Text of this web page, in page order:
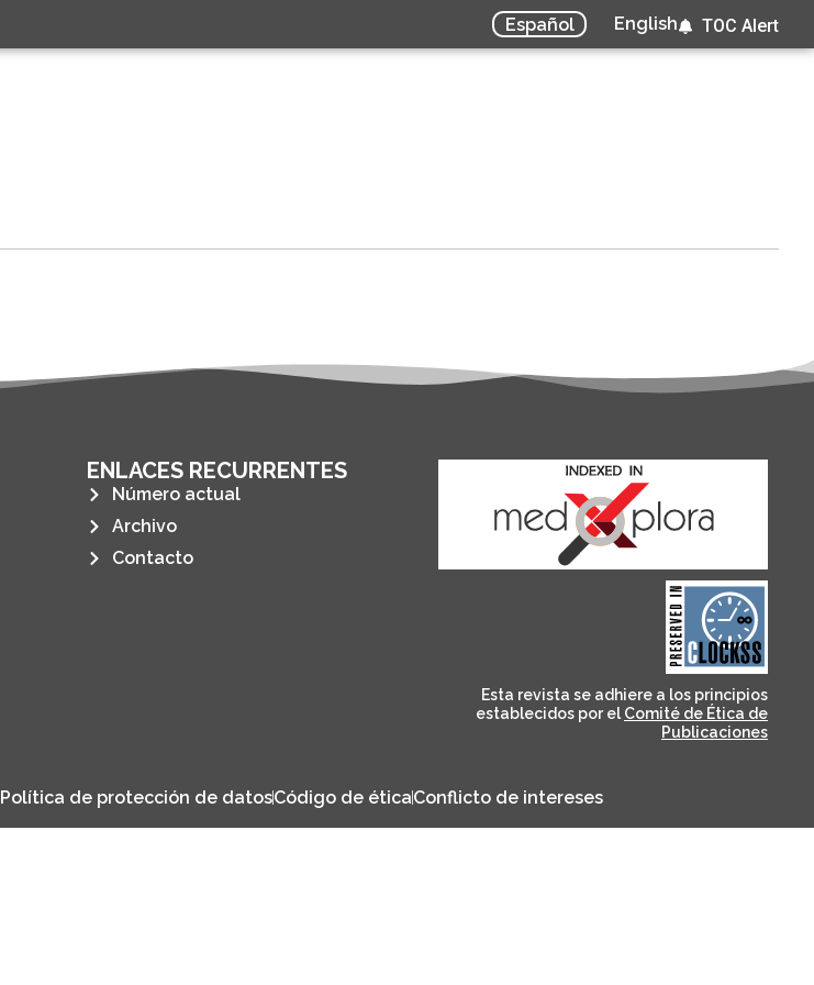
Español English TOC Alert
ENLACES RECURRENTES
Número actual
Archivo
Contacto
CLOCKSS is a dak archive
that ensures the long-
term survival of web-
based scholary
publications, governed by
and for its stakeholders.
Esta revista se adhiere a los principios
establecidos por el Comité de Ética de
Publicaciones
Política de protección de datosCódigo de éticaConflicto de intereses